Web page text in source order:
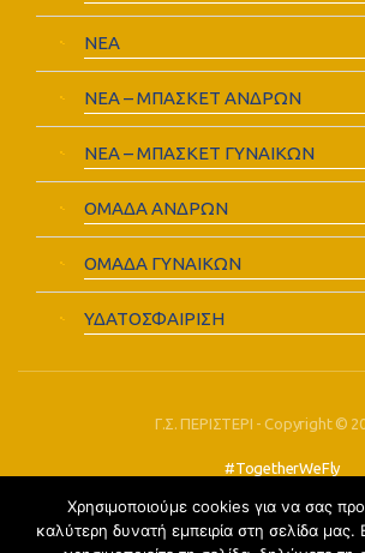
ΝΕΑ
ΝΕΑ – ΜΠΑΣΚΕΤ ΑΝΔΡΩΝ
ΝΕΑ – ΜΠΑΣΚΕΤ ΓΥΝΑΙΚΩΝ
ΟΜΑΔΑ ΑΝΔΡΩΝ
ΟΜΑΔΑ ΓΥΝΑΙΚΩΝ
ΥΔΑΤΟΣΦΑΙΡΙΣΗ
Γ.Σ. ΠΕΡΙΣΤΕΡΙ - Copyright ©
#TogetherWeFly
FOLLOW US:
Χρησιμοποιούμε cookies για να σας
καλύτερη δυνατή εμπειρία στη σελίδα μας.